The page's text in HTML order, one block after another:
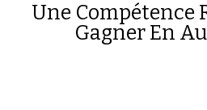
Une Compétence
Gagner En